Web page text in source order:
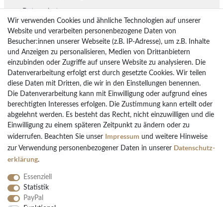
Datenschutz
Lieferung
Rückgaberecht
Vertrag widerrufen
Bezahlarten
PayPal
Vorkasse Überweisung
Kreditkarten
Kauf auf Rechnung
Wir verwenden Cookies und ähnliche Technologien auf unserer
Website und verarbeiten personenbezogene Daten von
Besucher:innen unserer Webseite (z.B. IP-Adresse), um z.B. Inhalte
und Anzeigen zu personalisieren, Medien von Drittanbietern
einzubinden oder Zugriffe auf unsere Website zu analysieren. Die
Datenverarbeitung erfolgt erst durch gesetzte Cookies. Wir teilen
diese Daten mit Dritten, die wir in den Einstellungen benennen.
Die Datenverarbeitung kann mit Einwilligung oder aufgrund eines
berechtigten Interesses erfolgen. Die Zustimmung kann erteilt oder
abgelehnt werden. Es besteht das Recht, nicht einzuwilligen und die
Einwilligung zu einem späteren Zeitpunkt zu ändern oder zu
widerrufen. Beachten Sie unser Impressum und weitere Hinweise
zur Verwendung personenbezogener Daten in unserer Daten­schutz­
erklärung.
Essenziell
Statistik
PayPal